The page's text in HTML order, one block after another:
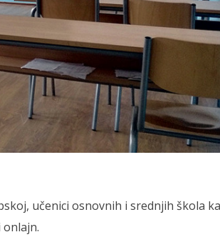
učenici osnovnih i srednjih škola